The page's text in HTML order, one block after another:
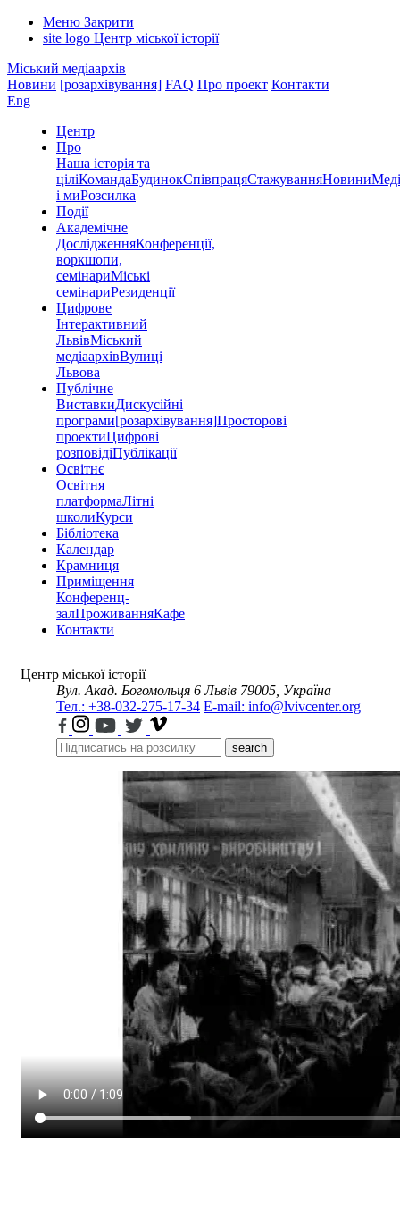
Меню Закрити
site logo Центр міської історії
Міський медіаархів
Новини [розархівування] FAQ Про проект Контакти
Eng
Центр
Про
Наша історія та
ціліКомандаБудинокСпівпрацяСтажуванняНовини
і миРозсилка
Події
Академічне
ДослідженняКонференції,
воркшопи,
семінариМіські
семінариРезиденції
Цифрове
Інтерактивний
ЛьвівМіський
медіаархівВулиці
Львова
Публічне
ВиставкиДискусійні
програми[розархівування]Просторові
проектиЦифрові
розповідіПублікації
Освітнє
Освітня
платформаЛітні
школиКурси
Бібліотека
Календар
Крамниця
Приміщення
Конференц-
залПроживанняКафе
Контакти
Центр міської історії
Вул. Акад. Богомольця 6 Львів 79005, Україна
Тел.: +38-032-275-17-34 E-mail: info@lvivcenter.org
search